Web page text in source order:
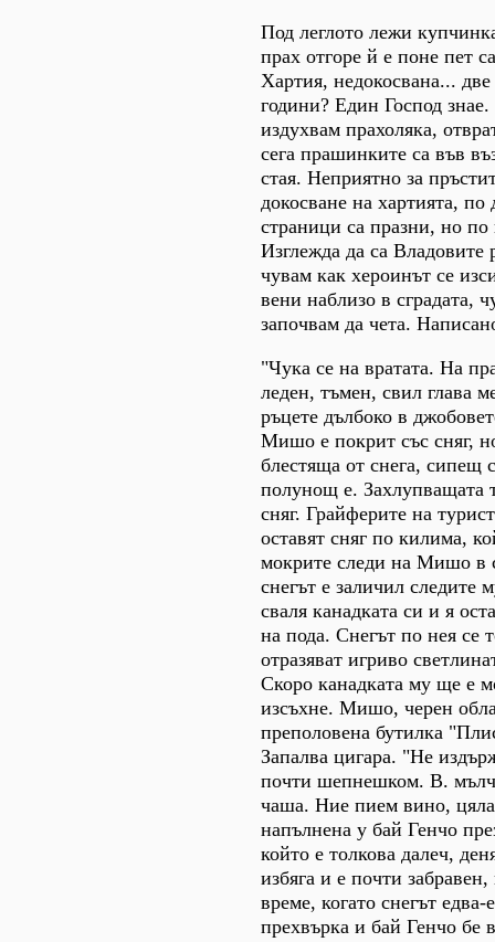
Под леглото лежи
прах отгоре й е поне пет
Хартия, недокосвана...
години? Един Господ
издухвам прахоляка,
сега прашинките са във
стая. Неприятно за
докосване на хартията,
страници са празни, но
Изглежда да са
чувам как хероинът се
вени наблизо в сградата,
започвам да чета.
"Чука се на вратата. На
леден, тъмен, свил глава
ръцете дълбоко в
Мишо е покрит със сняг,
блестяща от снега, сипещ
полунощ е. Захлупващата
сняг. Грайферите на
оставят сняг по килима,
мокрите следи на Мишо в
снегът е заличил следите
сваля канадката си и я
на пода. Снегът по нея се
отразяват игриво
Скоро канадката му ще е
изсъхне. Мишо, черен
преполовена бутилка
Запалва цигара. "Не
почти шепнешком. В.
чаша. Ние пием вино,
напълнена у бай Генчо
който е толкова далеч,
избяга и е почти
време, когато снегът
прехвърка и бай Генчо бе